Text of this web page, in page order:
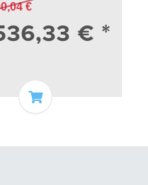
matt
€
€ *
In den Warenkorb